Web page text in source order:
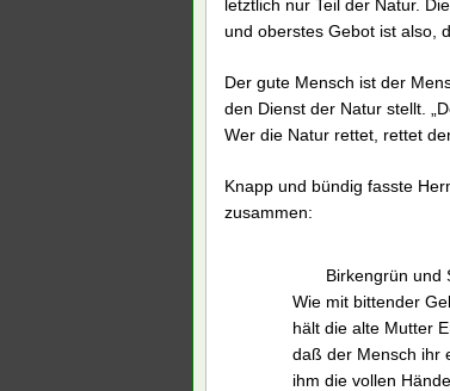
letztlich nur Teil der Natur.
und oberstes Gebot ist also,
Der gute Mensch ist der
den Dienst der Natur stellt.
Wer die Natur rettet, rettet
Knapp und bündig fasste
zusammen:
Birkengrün und
Wie mit bittender
hält die alte Mutter
daß der Mensch ihr
ihm die vollen